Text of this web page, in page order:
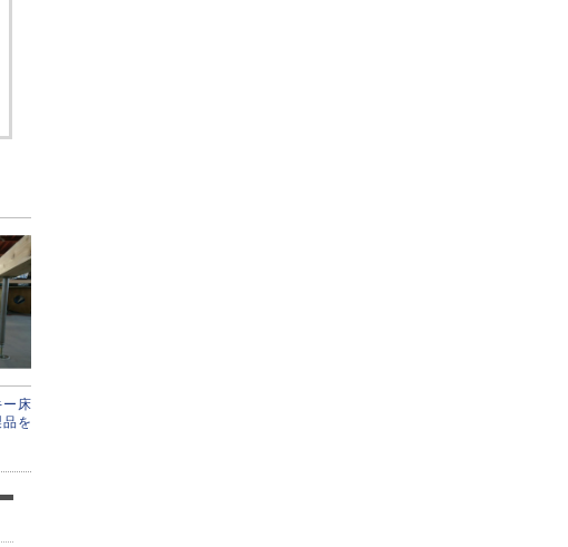
ー床
を